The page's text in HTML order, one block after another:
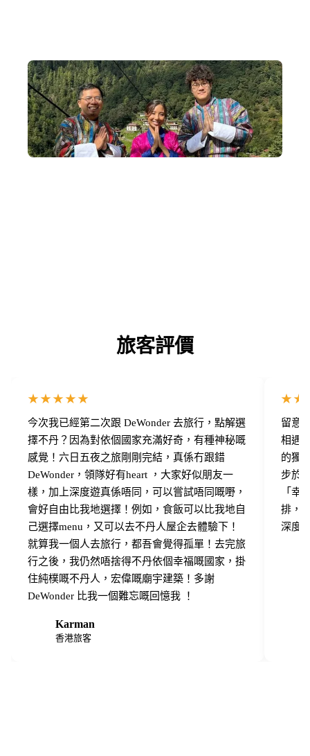
旅客評價
★★★★★
今次我已經第二次跟 DeWonder 去旅行，點解選
擇不丹？因為對依個國家充滿好奇，有種神秘嘅
感覺！六日五夜之旅剛剛完結，真係冇跟錯
DeWonder，領隊好有heart ，大家好似朋友一
樣，加上深度遊真係唔同，可以嘗試唔同嘅嘢，
會好自由比我地選擇！例如，食飯可以比我地自
己選擇menu，又可以去不丹人屋企去體驗下！
就算我一個人去旅行，都吾會覺得孤單！去完旅
行之後，我仍然唔捨得不丹依個幸福嘅國家，掛
住純樸嘅不丹人，宏偉嘅廟宇建築！多謝
DeWonder 比我一個難忘嘅回憶我 ！
Karman
香港旅客
留意
相遇
的獨
步於
「幸
排，
深度